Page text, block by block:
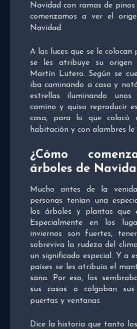
Navidad con ramas de pinos
comenzamos a ver el
Navidad.
A las luces que se le colocan
se les atribuye su origen
Martín Lutero. Según se
iba caminando a casa y
estrellas iluminando
camino y quiso reproducir
casa, para lo que colocó
habitación y con alambres le
¿Cómo
árboles de
Mucho antes de la
personas tenían una
los árboles y plantas que
Especialmente en los
inviernos son fuertes,
sobreviva la rudeza del
un significado especial. Y a
países se les atribuía el
sana. Por eso, los
sus casas o colgaban
puertas y ventanas.
Dice la historia que tanto